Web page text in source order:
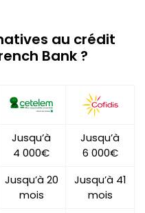
au crédit
Bank ?
Jusqu’à
4 000€
Jusqu’à
6 000€
Jusqu’à 20
mois
Jusqu’à 41
mois